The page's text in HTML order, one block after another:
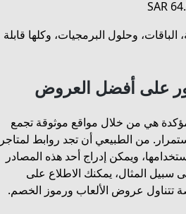
الباقات، وحلول البرمجيات، وكلها قابلة
على أفضل العروض
هي من خلال مواقع موثوقة تجمع
من الطبيعي أن تجد روابط لمتاجر
ويمكن إدراج أحد هذه المصادر
المثال، يمكنك الاطلاع على
تتناول عروض الألعاب ورموز الخصم.